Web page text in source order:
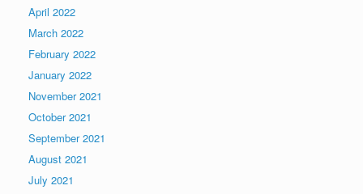
April 2022
March 2022
February 2022
January 2022
November 2021
October 2021
September 2021
August 2021
July 2021